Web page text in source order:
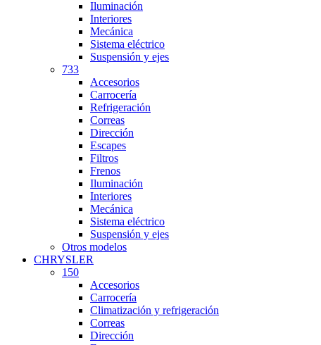
Iluminación
Interiores
Mecánica
Sistema eléctrico
Suspensión y ejes
733
Accesorios
Carrocería
Refrigeración
Correas
Dirección
Escapes
Filtros
Frenos
Iluminación
Interiores
Mecánica
Sistema eléctrico
Suspensión y ejes
Otros modelos
CHRYSLER
150
Accesorios
Carrocería
Climatización y refrigeración
Correas
Dirección